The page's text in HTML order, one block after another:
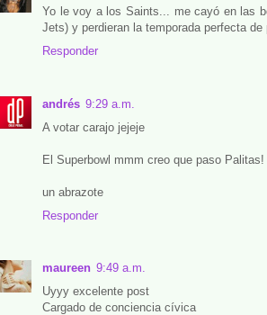
Yo le voy a los Saints... me cayó en las
Jets) y perdieran la temporada perfecta de
Responder
andrés 9:29 a.m.
A votar carajo jejeje
El Superbowl mmm creo que paso Palitas!
un abrazote
Responder
maureen 9:49 a.m.
Uyyy excelente post
Cargado de conciencia cívica